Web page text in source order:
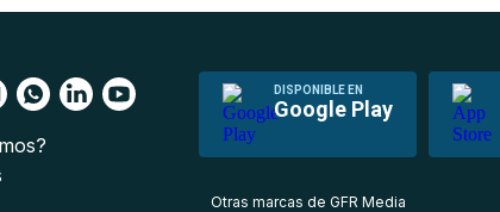
DISPONIBLE EN
Google Play
Otras marcas de GFR Media